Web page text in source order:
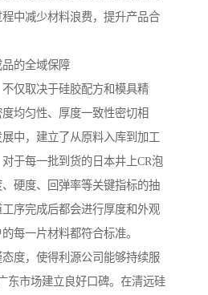
中减少材料浪费，提升产品合
的全域保障
仅取决于硅胶配方和模具精
均匀性、厚度一致性密切相
中，建立了从原料入库到加工
于每一批到货的日本井上CR泡
硬度、回弹率等关键指标的抽
序完成后都会进行厚度和外观
每一片材料都符合标准。
度，使得利源公司能够持续服
东市场建立良好口碑。在清远硅